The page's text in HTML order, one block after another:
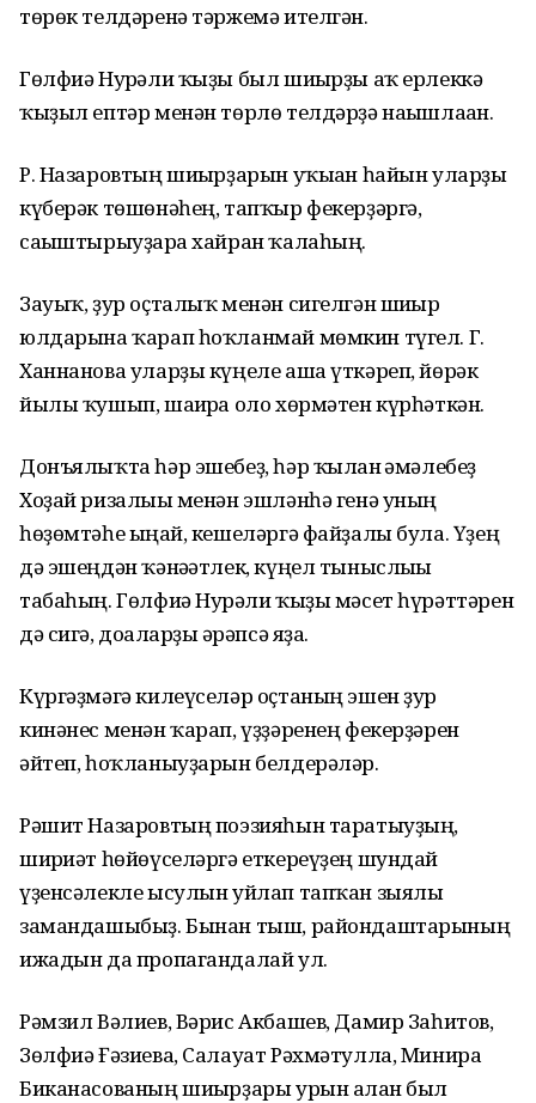
төрөк телдәренә тәржемә ителгән.
Гөлфиә Нурғәли ҡыҙы был шиғырҙы аҡ ерлеккә
ҡыҙыл ептәр менән төрлө телдәрҙә нағышлаған.
Р. Назаровтың шиғырҙарын уҡыған һайын уларҙы
күберәк төшөнәһең, тапҡыр фекерҙәргә,
сағыштырыуҙарға хайран ҡалаһың.
Зауыҡ, ҙур оҫталыҡ менән сигелгән шиғыр
юлдарына ҡарап һоҡланмай мөмкин түгел. Г.
Ханнанова уларҙы күңеле аша үткәреп, йөрәк
йылы ҡушып, шағирға оло хөрмәтен күрһәткән.
Донъялыҡта һәр эшебеҙ, һәр ҡылған ғәмәлебеҙ
Хоҙай ризалығы менән эшләнһә генә уның
һөҙөмтәһе ыңғай, кешеләргә файҙалы була. Үҙең
дә эшеңдән ҡәнәғәтлек, күңел тыныслығы
табаһың. Гөлфиә Нурғәли ҡыҙы мәсет һүрәттәрен
дә сигә, доғаларҙы ғәрәпсә яҙа.
Күргәҙмәгә килеүселәр оҫтаның эшен ҙур
кинәнес менән ҡарап, үҙҙәренең фекерҙәрен
әйтеп, һоҡланыуҙарын белдерәләр.
Рәшит Назаровтың поэзияһын таратыуҙың,
шиғриәт һөйөүселәргә еткереүҙең шундай
үҙенсәлекле ысулын уйлап тапҡан зыялы
замандашыбыҙ. Бынан тыш, райондаштарының
ижадын да пропагандалай ул.
Рәмзил Вәлиев, Вәрис Акбашев, Дамир Заһитов,
Зөлфиә Ғәзиева, Салауат Рәхмәтулла, Минира
Биканасованың шиғырҙары урын алған был